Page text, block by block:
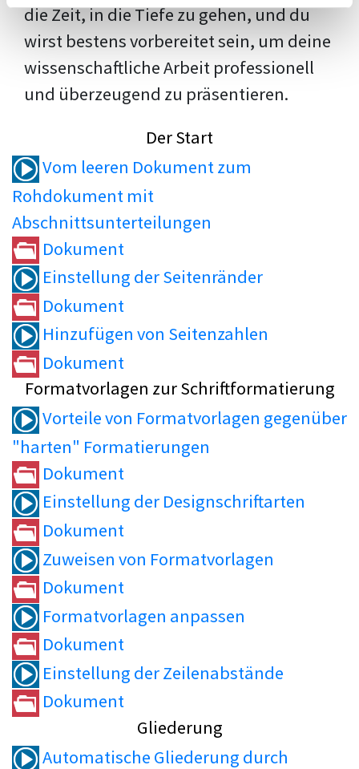
die Zeit, in die Tiefe zu gehen, und du
wirst bestens vorbereitet sein, um deine
wissenschaftliche Arbeit professionell
und überzeugend zu präsentieren.
Der Start
Vom leeren Dokument zum
Rohdokument mit
Abschnittsunterteilungen
Dokument
Einstellung der Seitenränder
Dokument
Hinzufügen von Seitenzahlen
Dokument
Formatvorlagen zur Schriftformatierung
Vorteile von Formatvorlagen gegenüber
"harten" Formatierungen
Dokument
Einstellung der Designschriftarten
Dokument
Zuweisen von Formatvorlagen
Dokument
Formatvorlagen anpassen
Dokument
Einstellung der Zeilenabstände
Dokument
Gliederung
Automatische Gliederung durch